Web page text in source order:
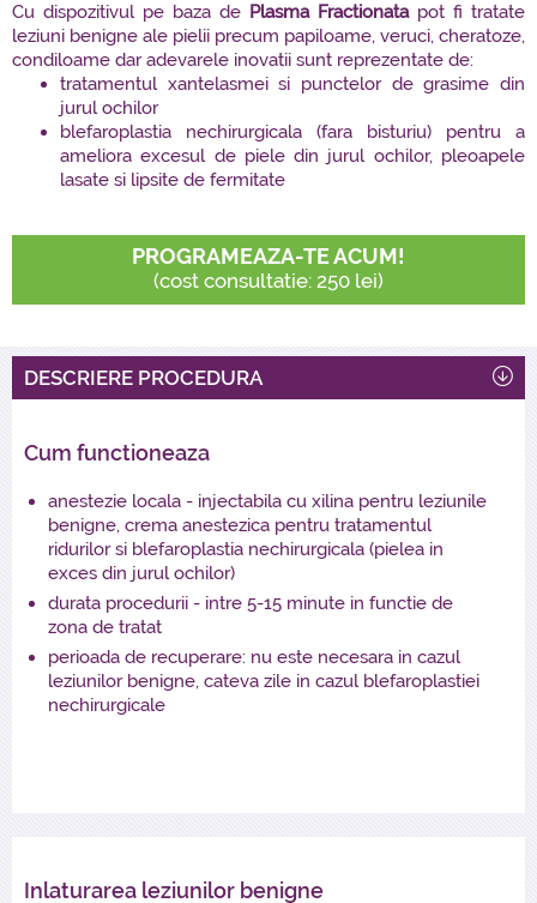
Cu dispozitivul pe baza de Plasma Fractionata pot fi tratate
leziuni benigne ale pielii precum papiloame, veruci, cheratoze,
condiloame dar adevarele inovatii sunt reprezentate de:
tratamentul xantelasmei si punctelor de grasime din
jurul ochilor
blefaroplastia nechirurgicala (fara bisturiu) pentru a
ameliora excesul de piele din jurul ochilor, pleoapele
lasate si lipsite de fermitate
PROGRAMEAZA-TE ACUM!
(cost consultatie: 250 lei)
DESCRIERE PROCEDURA
Cum functioneaza
anestezie locala - injectabila cu xilina pentru leziunile
benigne, crema anestezica pentru tratamentul
ridurilor si blefaroplastia nechirurgicala (pielea in
exces din jurul ochilor)
durata procedurii - intre 5-15 minute in functie de
zona de tratat
perioada de recuperare: nu este necesara in cazul
leziunilor benigne, cateva zile in cazul blefaroplastiei
nechirurgicale
Inlaturarea leziunilor benigne